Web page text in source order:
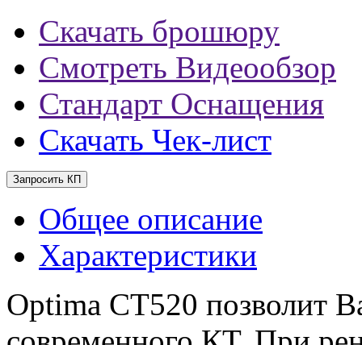
Скачать брошюру
Смотреть Видеообзор
Стандарт Оснащения
Скачать Чек-лист
Запросить КП
Общее описание
Характеристики
Optima CT520 позволит